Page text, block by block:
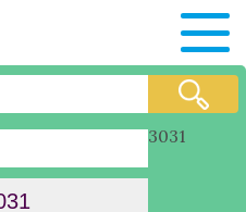
3031